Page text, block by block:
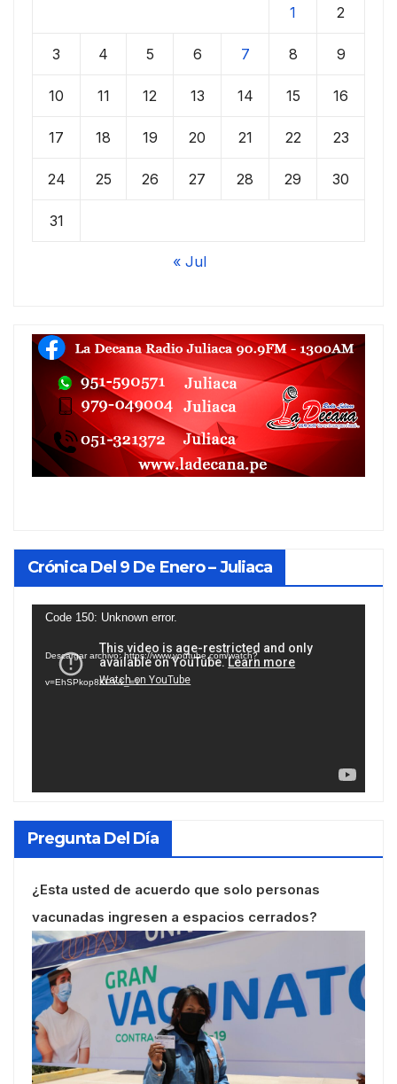
1 2
3 4 5 6 7 8 9
10 11 12 13 14 15 16
17 18 19 20 21 22 23
24 25 26 27 28 29 30
31
« Jul
Crónica Del 9 De Enero – Juliaca
Reproductor
vídeo
Code 150: Unknown error.
Descargar archivo: https://www.youtube.com/watch?
v=EhSPkop8KPY&_=1
Pregunta Del Día
¿Esta usted de acuerdo que solo personas
vacunadas ingresen a espacios cerrados?